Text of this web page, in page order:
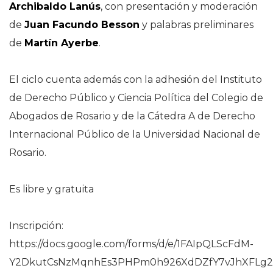
Archibaldo Lanús, con presentación y moderación
de Juan Facundo Besson y palabras preliminares
de Martín Ayerbe.
El ciclo cuenta además con la adhesión del Instituto
de Derecho Público y Ciencia Política del Colegio de
Abogados de Rosario y de la Cátedra A de Derecho
Internacional Público de la Universidad Nacional de
Rosario.
Es libre y gratuita
Inscripción:
https://docs.google.com/forms/d/e/1FAIpQLScFdM-